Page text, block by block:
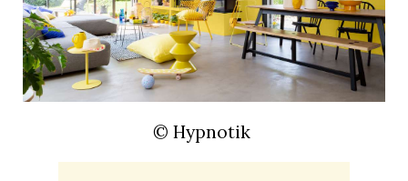
© Hypnotik